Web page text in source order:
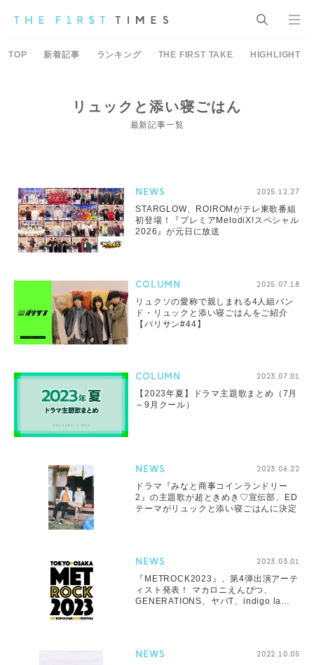
TOP 新着記事 ランキング THE FIRST TAKE HIGHLIGHT
リュックと添い寝ごはん
最新記事一覧
NEWS 2025.12.27
STARGLOW、ROIROMがテレ東歌番組
初登場！『プレミアMelodiX!スペシャル
2026』が元日に放送
COLUMN 2025.07.18
リュクソの愛称で親しまれる4人組バン
ド・リュックと添い寝ごはんをご紹介
【バリサン#44】
COLUMN 2023.07.01
【2023年夏】ドラマ主題歌まとめ（7月
～9月クール）
NEWS 2023.06.22
ドラマ『みなと商事コインランドリー
2』の主題歌が超ときめき♡宣伝部、ED
テーマがリュックと添い寝ごはんに決定
NEWS 2023.03.01
『METROCK2023』、第4弾出演アーテ
ィスト発表！ マカロニえんぴつ、
GENERATIONS、ヤバT、indigo la
NEWS 2022.10.05